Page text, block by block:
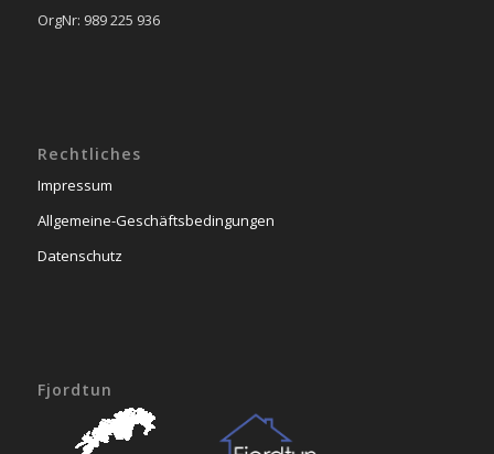
OrgNr: 989 225 936
Rechtliches
Impressum
Allgemeine-Geschäftsbedingungen
Datenschutz
Fjordtun